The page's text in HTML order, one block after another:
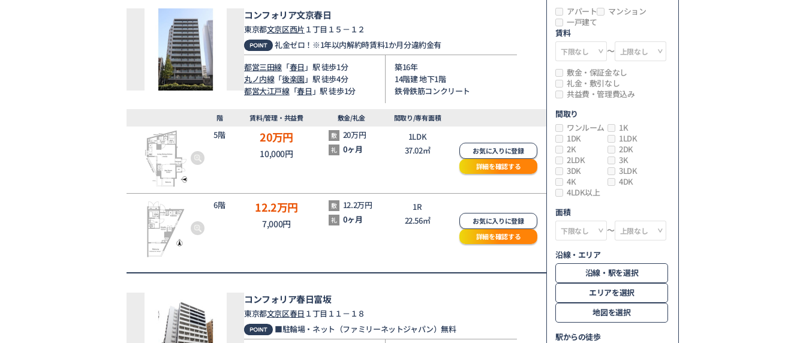
コンフォリア文京春日
東京都文京区西片 １丁目１５－１２
礼金ゼロ！※1年以内解約時賃料1か月分違約金有
都営三田線 「春日 」駅 徒歩1分
丸ノ内線「後楽園 」駅 徒歩4分
都営大江戸線「春日 」駅 徒歩1分
築16年
14階建 地下1階
鉄骨鉄筋コンクリート
階 賃料/管理・共益費 敷金/礼金 間取り/専有面積
5階 20万円
10,000円
敷 20万円
礼 0ヶ月
1LDK
37.02㎡
お気に入りに登録
詳細を確認する
6階 12.2万円
7,000円
敷 12.2万円
礼 0ヶ月
1R
22.56㎡
お気に入りに登録
詳細を確認する
コンフォリア春日富坂
東京都文京区春日 １丁目１１－１８
■駐輪場・ネット（ファミリーネットジャパン）無料
アパート
マンション
一戸建て
賃料
～
敷金・保証金なし
礼金・敷引なし
共益費・管理費込み
間取り
ワンルーム
1K
1DK
1LDK
2K
2DK
2LDK
3K
3DK
3LDK
4K
4DK
4LDK以上
面積
～
沿線・エリア
沿線・駅を選択
エリアを選択
地図を選択
駅からの徒歩